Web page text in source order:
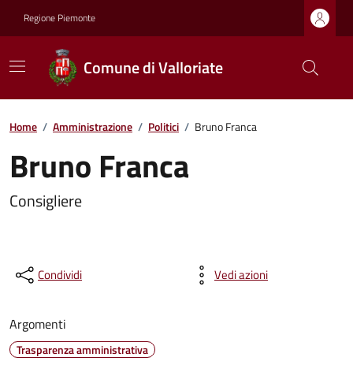
Regione Piemonte
Comune di Valloriate
Home / Amministrazione / Politici / Bruno Franca
Bruno Franca
Consigliere
Condividi Vedi azioni
Argomenti
Trasparenza amministrativa